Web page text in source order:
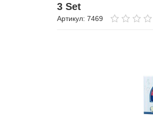
3 Set
Артикул: 7469